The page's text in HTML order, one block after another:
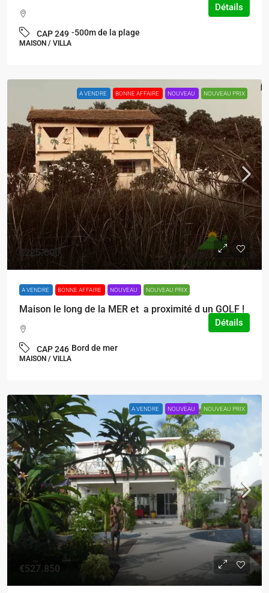
CAP 249 -500m de la plage
MAISON / VILLA
Détails
A VENDRE BONNE AFFAIRE NOUVEAU NOUVEAU PRIX
€225.000
A VENDRE BONNE AFFAIRE NOUVEAU NOUVEAU PRIX
Maison le long de la MER et a proximité d un GOLF !
CAP 246 Bord de mer
MAISON / VILLA
Détails
A VENDRE NOUVEAU NOUVEAU PRIX
€527.850